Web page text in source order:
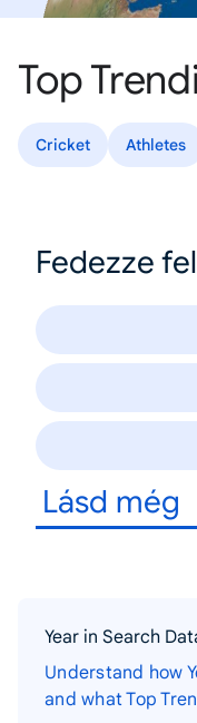
Top
Cricket Athletes
Fedezze
Lásd még
Year in Search
Understand how
and what Top